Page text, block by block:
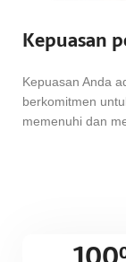
Kepuasan
Kepuasan Anda
berkomitmen
memenuhi dan